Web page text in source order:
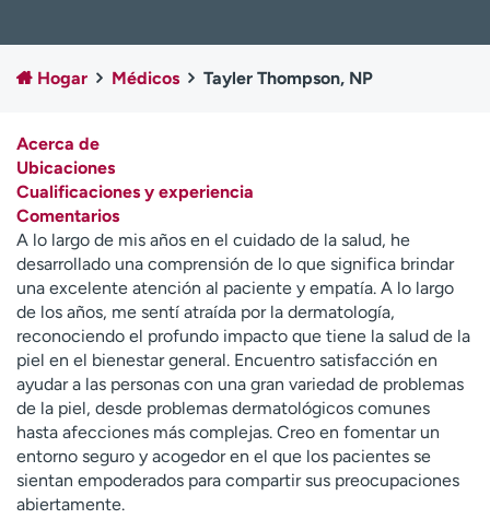
Empleados
Profesionales
Atención a medios de
Asistencia financiera
Contáctenos
A
y
ú
d
a
m
e
a
e
n
c
o
n
t
Hogar Médicos Tayler Thompson, NP
Acerca de
Ubicaciones
Cualificaciones y experiencia
Comentarios
A lo largo de mis años en el cuidado de la salud, he
desarrollado una comprensión de lo que significa brindar
una excelente atención al paciente y empatía. A lo largo
de los años, me sentí atraída por la dermatología,
reconociendo el profundo impacto que tiene la salud de la
piel en el bienestar general. Encuentro satisfacción en
ayudar a las personas con una gran variedad de problemas
de la piel, desde problemas dermatológicos comunes
hasta afecciones más complejas. Creo en fomentar un
entorno seguro y acogedor en el que los pacientes se
sientan empoderados para compartir sus preocupaciones
abiertamente.